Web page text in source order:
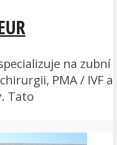
na zubní
PMA / IVF a
Tato